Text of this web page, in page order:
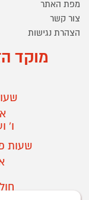
מפת האתר
צור קשר
הצהרת נגישות
מוקד
ו'
שעות